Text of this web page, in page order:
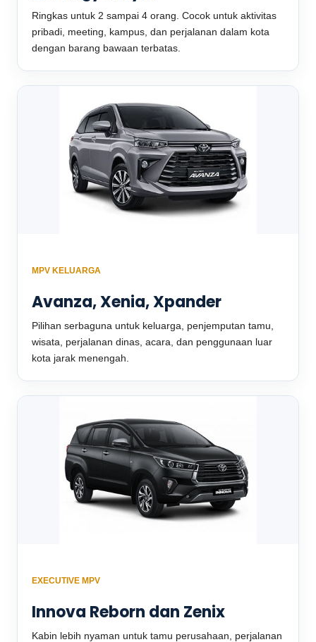
Ringkas untuk 2 sampai 4 orang. Cocok untuk aktivitas
pribadi, meeting, kampus, dan perjalanan dalam kota
dengan barang bawaan terbatas.
MPV KELUARGA
Avanza, Xenia, Xpander
Pilihan serbaguna untuk keluarga, penjemputan tamu,
wisata, perjalanan dinas, acara, dan penggunaan luar
kota jarak menengah.
EXECUTIVE MPV
Innova Reborn dan Zenix
Kabin lebih nyaman untuk tamu perusahaan, perjalanan